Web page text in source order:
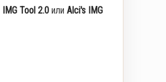
IMG Tool 2.0или Alci's IMG